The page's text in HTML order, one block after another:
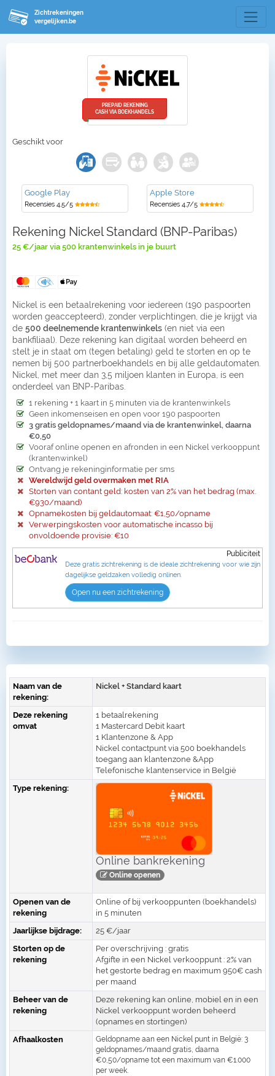
Zichtrekeningen
vergelijken.be
PREPAID REKENING
CASH VIA BOEKHANDELS
Geschikt voor
Google Play
Recensies 4,5/5
Apple Store
Recensies 4,7/5
Rekening Nickel Standard (BNP-Paribas)
25 €/jaar via 500 krantenwinkels in je buurt
Nickel is een betaalrekening voor iedereen (190 paspoorten
worden geaccepteerd), zonder verplichtingen, die je krijgt via
de 500 deelnemende krantenwinkels (en niet via een
bankfiliaal). Deze rekening kan digitaal worden beheerd en
stelt je in staat om (tegen betaling) geld te storten en op te
nemen bij 500 partnerboekhandels en bij alle geldautomaten.
Nickel, met meer dan 3,5 miljoen klanten in Europa, is een
onderdeel van BNP-Paribas.
1 rekening + 1 kaart in 5 minuten via de krantenwinkels
Geen inkomenseisen en open voor 190 paspoorten
3 gratis geldopnames/maand via de krantenwinkel, daarna
€0,50
Vooraf online openen en afronden in een Nickel verkooppunt
(krantenwinkel)
Ontvang je rekeninginformatie per sms
Wereldwijd geld overmaken met RIA
Storten van contant geld: kosten van 2% van het bedrag (max.
€930/maand)
Opnamekosten bij geldautomaat: €1,50/opname
Verwerpingskosten voor automatische incasso bij
onvoldoende provisie: €10
Publiciteit
Deze gratis zichtrekening is de ideale zichtrekening voor wie zijn
dagelijkse geldzaken volledig onlinen.
Open nu een zichtrekening
Naam van de
rekening:
Nickel + Standard kaart
Deze rekening
omvat
1 betaalrekening
1 Mastercard Debit kaart
1 Klantenzone & App
Nickel contactpunt via 500 boekhandels
toegang aan klantenzone &App
Telefonische klantenservice in België
Type rekening:
Online bankrekening
Online openen
Openen van de
rekening
Online of bij verkooppunten (boekhandels)
in 5 minuten
Jaarlijkse bijdrage:
25 €/jaar
Storten op de
rekening
Per overschrijving : gratis
Afgifte in een Nickel verkooppunt : 2% van
het gestorte bedrag en maximum 950€ cash
per maand
Beheer van de
rekening
Deze rekening kan online, mobiel en in een
Nickel verkooppunt worden beheerd
(opnames en stortingen)
Afhaalkosten
Geldopname aan een Nickel punt in België: 3
geldopnames/maand gratis, daarna
€0,50/opname tot een maximum van €1.000
per week.